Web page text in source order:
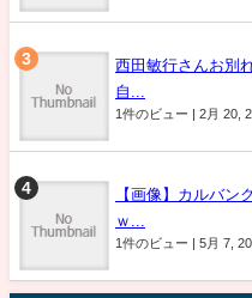
西田敏行さんお別
自...
1件のビュー | 2月 20,
【画像】カルバン
ｗ...
1件のビュー | 5月 7,